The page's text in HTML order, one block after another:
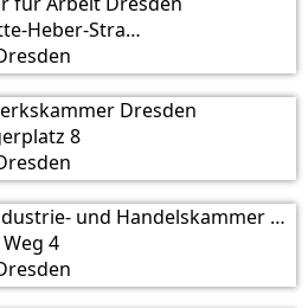
Henriette-Heber-Straße 6
Dresden
8
IHK - Industrie- und Handelskammer Dresden
4